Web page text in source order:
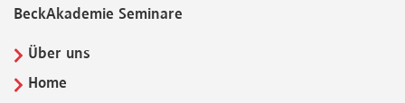
BeckAkademie Seminare
Über uns
Home